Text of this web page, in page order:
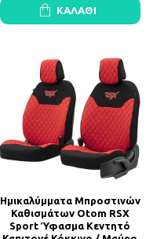
ΚΑΛΆΘΙ
Ημικαλύμματα Μπροστινών
Καθισμάτων Otom RSX
Sport Ύφασμα Κεντητό